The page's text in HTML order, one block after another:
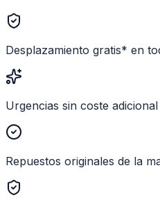
Desplazamiento gratis* en
Urgencias sin coste adicional
Repuestos originales de la